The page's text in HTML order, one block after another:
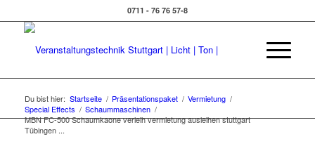
0711 - 76 76 57-8
Du bist hier: Startseite / Präsentationspaket / Vermietung /
Special Effects / Schaummaschinen /
MBN FC-500 Schaumkaone verleih vermietung ausleihen stuttgart
Tübingen ...